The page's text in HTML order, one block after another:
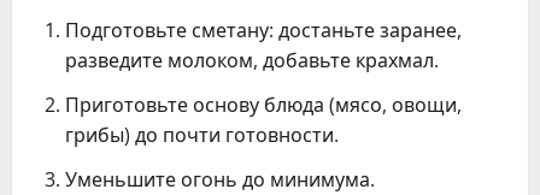
Подготовьте сметану: достаньте заранее,
разведите молоком, добавьте крахмал.
Приготовьте основу блюда (мясо, овощи,
грибы) до почти готовности.
Уменьшите огонь до минимума.